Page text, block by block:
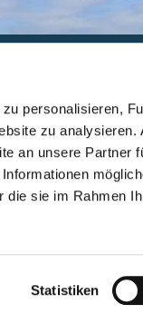
personalisieren,
zu analysieren.
an unsere Partner
sie im Rahmen
Statistiken
und Diakonie), IBAN:
ev. Kirche